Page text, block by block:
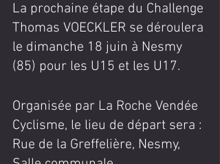
La prochaine étape du Challenge
Thomas VOECKLER se déroulera
le dimanche 18 juin à Nesmy
(85) pour les U15 et les U17.
Organisée par La Roche Vendée
Cyclisme, le lieu de départ sera :
Rue de la Greffelière, Nesmy,